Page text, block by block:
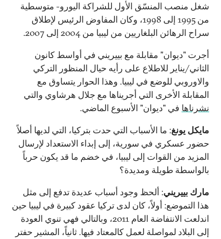
شغل منصب المنسّق الأول للشراكة اليورو- متوسطية
من 1995 إلى 1998، وكان المفاوض الرئيس لإطلاق
سراح الرهائن البلغاريين من ليبيا من 2004 إلى 2007.
أجرت "ديوان" مقابلة مع بييريني في أواسط كانون
الثاني/يناير للاطلاع على رأيه حيال المنظور التركي
والاوروبي للوضع في ليبيا. وهذا الحوار يتساوق مع
المقابلة الأخرى التي أجريناها مع جلال هرشاوي والتي
نشرناها في "ديوان" الأسبوع الماضي.
مايكل يونغ: ما الأسباب التي حدت بتركيا، التي لديها أصلاً
حضور عسكري في سورية، إلى إبداء الاستعداد لإرسال
المزيد من القوات إلى ليبيا، في خضم ما قد يكون حرباً
بالواسطة طويلة ومديدة؟
مارك بييريني: ألحظ وجود أسباب عديدة تدفع إلى مثل
هذا التموضع: أولاً، كان لدى تركيا عقود كبيرة في ليبيا حين
اندلعت الانتفاضة العام 2011، وبالتالي فهي تنوي العودة
إلى البلاد لمواصلة لعمل كالمعتاد فيها. ثانياً، المشير حفتر